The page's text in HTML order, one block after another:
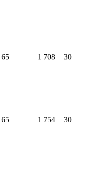
65 1 708 30
65 1 754 30